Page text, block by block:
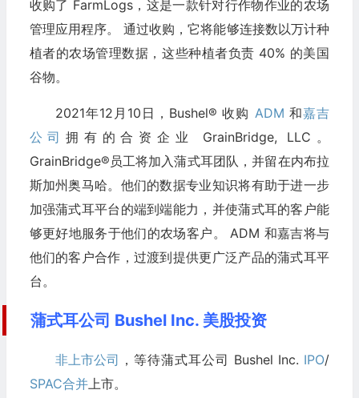
收购了 FarmLogs，这是一款针对行作物作业的农场
管理应用程序。 通过收购，它将能够连接数以万计种
植者的农场管理数据，这些种植者负责 40% 的美国
谷物。
2021年12月10日，Bushel® 收购 ADM 和嘉吉
公司拥有的合资企业 GrainBridge, LLC。
GrainBridge®员工将加入蒲式耳团队，并留在内布拉
斯加州奥马哈。他们的数据专业知识将有助于进一步
加强蒲式耳平台的端到端能力，并使蒲式耳的客户能
够更好地服务于他们的农场客户。 ADM 和嘉吉将与
他们的客户合作，过渡到提供更广泛产品的蒲式耳平
台。
蒲式耳公司 Bushel Inc. 美股投资
非上市公司 ，等待蒲式耳公司 Bushel Inc. IPO/
SPAC合并上市。